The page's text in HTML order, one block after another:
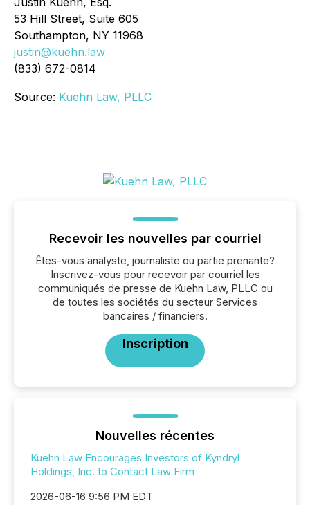
53 Hill Street, Suite 605
Southampton, NY 11968
justin@kuehn.law
(833) 672-0814
Source: Kuehn Law, PLLC
Recevoir les nouvelles par courriel
Êtes-vous analyste, journaliste ou partie prenante?
Inscrivez-vous pour recevoir par courriel les
communiqués de presse de Kuehn Law, PLLC ou
de toutes les sociétés du secteur Services
bancaires / financiers.
Inscription
Nouvelles récentes
Kuehn Law Encourages Investors of Kyndryl
Holdings, Inc. to Contact Law Firm
2026-06-16 9:56 PM EDT